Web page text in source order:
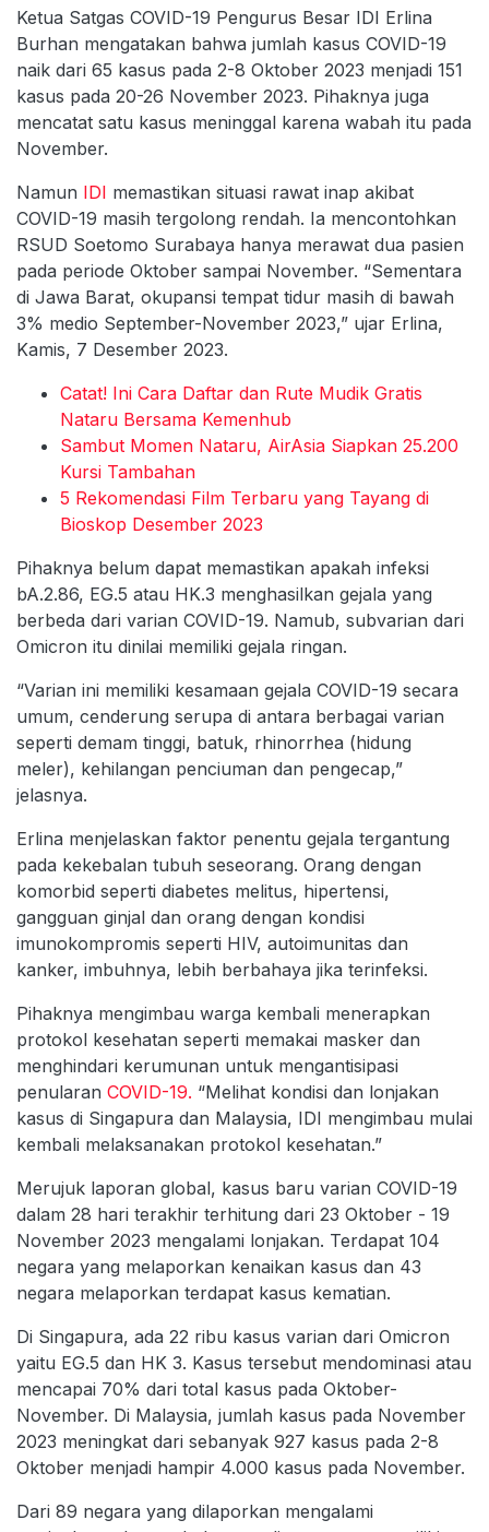
Ketua Satgas COVID-19 Pengurus Besar IDI Erlina
Burhan mengatakan bahwa jumlah kasus COVID-19
naik dari 65 kasus pada 2-8 Oktober 2023 menjadi 151
kasus pada 20-26 November 2023. Pihaknya juga
mencatat satu kasus meninggal karena wabah itu pada
November.
Namun IDI memastikan situasi rawat inap akibat
COVID-19 masih tergolong rendah. Ia mencontohkan
RSUD Soetomo Surabaya hanya merawat dua pasien
pada periode Oktober sampai November. “Sementara
di Jawa Barat, okupansi tempat tidur masih di bawah
3% medio September-November 2023,” ujar Erlina,
Kamis, 7 Desember 2023.
Catat! Ini Cara Daftar dan Rute Mudik Gratis
Nataru Bersama Kemenhub
Sambut Momen Nataru, AirAsia Siapkan 25.200
Kursi Tambahan
5 Rekomendasi Film Terbaru yang Tayang di
Bioskop Desember 2023
Pihaknya belum dapat memastikan apakah infeksi
bA.2.86, EG.5 atau HK.3 menghasilkan gejala yang
berbeda dari varian COVID-19. Namub, subvarian dari
Omicron itu dinilai memiliki gejala ringan.
“Varian ini memiliki kesamaan gejala COVID-19 secara
umum, cenderung serupa di antara berbagai varian
seperti demam tinggi, batuk, rhinorrhea (hidung
meler), kehilangan penciuman dan pengecap,”
jelasnya.
Erlina menjelaskan faktor penentu gejala tergantung
pada kekebalan tubuh seseorang. Orang dengan
komorbid seperti diabetes melitus, hipertensi,
gangguan ginjal dan orang dengan kondisi
imunokompromis seperti HIV, autoimunitas dan
kanker, imbuhnya, lebih berbahaya jika terinfeksi.
Pihaknya mengimbau warga kembali menerapkan
protokol kesehatan seperti memakai masker dan
menghindari kerumunan untuk mengantisipasi
penularan COVID-19. “Melihat kondisi dan lonjakan
kasus di Singapura dan Malaysia, IDI mengimbau mulai
kembali melaksanakan protokol kesehatan.”
Merujuk laporan global, kasus baru varian COVID-19
dalam 28 hari terakhir terhitung dari 23 Oktober - 19
November 2023 mengalami lonjakan. Terdapat 104
negara yang melaporkan kenaikan kasus dan 43
negara melaporkan terdapat kasus kematian.
Di Singapura, ada 22 ribu kasus varian dari Omicron
yaitu EG.5 dan HK 3. Kasus tersebut mendominasi atau
mencapai 70% dari total kasus pada Oktober-
November. Di Malaysia, jumlah kasus pada November
2023 meningkat dari sebanyak 927 kasus pada 2-8
Oktober menjadi hampir 4.000 kasus pada November.
Dari 89 negara yang dilaporkan mengalami